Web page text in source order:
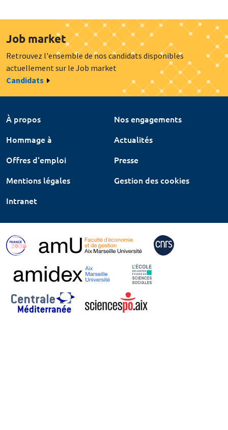
Job market
Retrouvez l'ensemble de nos candidats disponibles
actuellement sur le Job market
Candidats
À propos
Nos engagements
Hommage à
Actualités
Offres d'emploi
Presse
Mentions légales
Gestion des cookies
Intranet